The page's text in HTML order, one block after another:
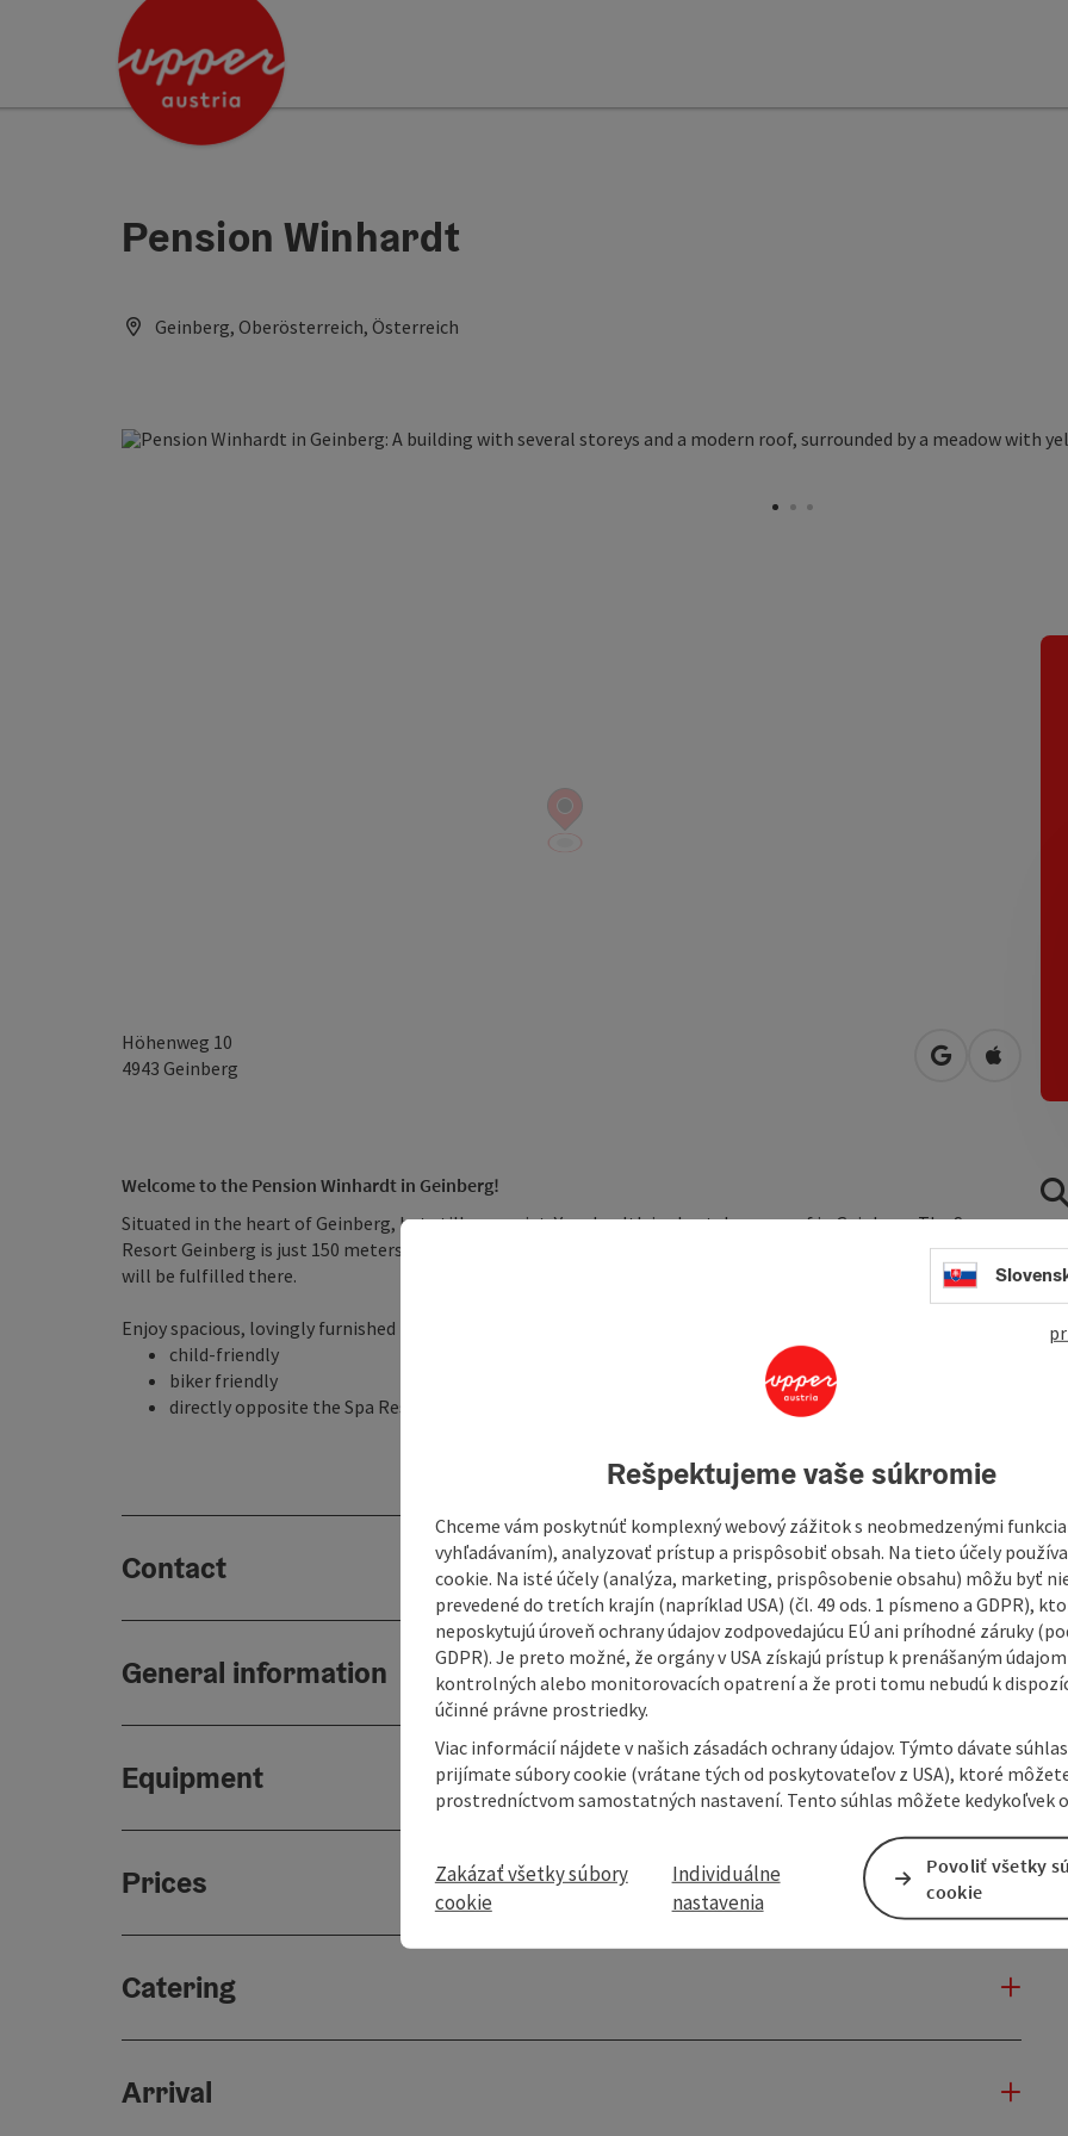
Accesskey
Accesskey
Pension Winhardt
Geinberg, Oberösterreich, Österreich
Höhenweg 10
4943 Geinberg open inOpen in
Welcome to the Pension Winhardt in Geinberg!
Situated in the heart of Geinberg, but still very quiet. Your health is also taken care of in Geinberg. The Spa
Resort Geinberg is just 150 meters away, where you get a 10% discount with your guest card. All your wishes
will be fulfilled there.
Enjoy spacious, lovingly furnished rooms. An extensive and varied breakfast ensures a good start to the day.
child-friendly
biker friendly
directly opposite the Spa Resort Geinberg
Contact
General information
Equipment
Prices
Catering
Arrival
Rešpektujeme vaše súkromie
Chceme vám poskytnúť komplexný webový zážitok s neobmedzenými
vyhľadávaním), analyzovať prístup a prispôsobiť obsah. Na tieto účely
cookie. Na isté účely (analýza, marketing, prispôsobenie obsahu) môžu byť
prevedené do tretích krajín (napríklad USA) (čl. 49 ods. 1 písmeno a GDPR),
neposkytujú úroveň ochrany údajov zodpovedajúcu EÚ ani príhodné záruky
GDPR). Je preto možné, že orgány v USA získajú prístup k prenášaným
kontrolných alebo monitorovacích opatrení a že proti tomu nebudú k
účinné právne prostriedky.
Viac informácií nájdete v našich zásadách ochrany údajov. Týmto dávate
prijímate súbory cookie (vrátane tých od poskytovateľov z USA), ktoré
prostredníctvom samostatných nastavení. Tento súhlas môžete kedykoľvek
Zakázať všetky súbory
cookie
Individuálne
nastavenia
Povoliť všetky
cookie